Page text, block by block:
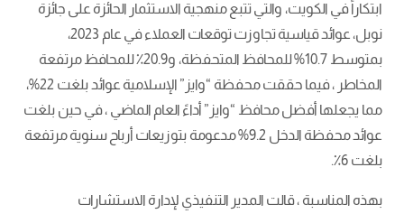
ابتكاراً في الكويت، والتي تتبع منهجية الاستثمار الحائزة على جائزة
نوبل، عوائد قياسية تجاوزت توقعات العملاء في عام 2023،
بمتوسط 10.7% للمحافظ المتحفظة، و20.9٪ للمحافظ مرتفعة
المخاطر ، فيما حققت محفظة “وايز” الإسلامية عوائد بلغت 22%،
مما يجعلها أفضل محافظ “وايز” أداءً العام الماضي ، في حين بلغت
عوائد محفظة الدخل 9.2% مدعومة بتوزيعات أرباح سنوية مرتفعة
بلغت 6٪.
بهذه المناسبة ، قالت المدير التنفيذي لإدارة الاستشارات